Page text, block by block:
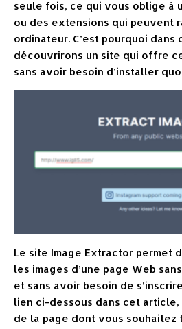
seule fois, ce qui vous oblige à
ou des extensions qui peuvent
ordinateur. C’est pourquoi dans
découvrirons un site qui offre
sans avoir besoin d’installer
Le site Image Extractor permet
les images d’une page Web
et sans avoir besoin de
lien ci-dessous dans cet article,
de la page dont vous